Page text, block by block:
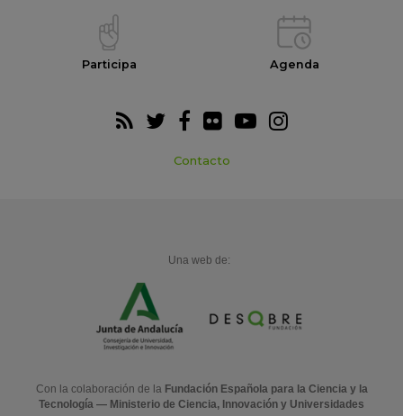
Participa Agenda
Contacto
Una web de:
Con la colaboración de la Fundación Española para la Ciencia y la
Tecnología — Ministerio de Ciencia, Innovación y Universidades